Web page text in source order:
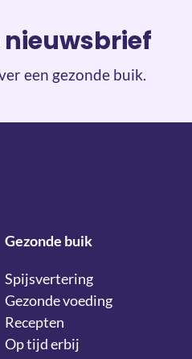
nieuwsbrief
een gezonde buik.
Gezonde buik
Spijsvertering
Gezonde voeding
Recepten
Op tijd erbij